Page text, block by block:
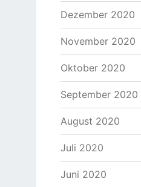
Dezember 2020
November 2020
Oktober 2020
September 2020
August 2020
Juli 2020
Juni 2020